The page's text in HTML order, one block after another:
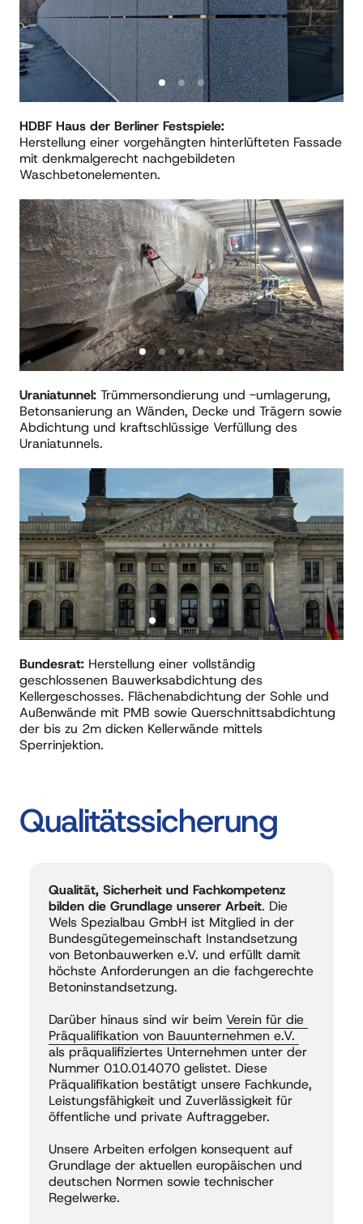
Herstellung einer vorgehängten hinterlüfteten Fassade
mit denkmalgerecht nachgebildeten
Waschbetonelementen.
Slide 1 of 5
Uraniatunnel: Trümmersondierung und -umlagerung,
Betonsanierung an Wänden, Decke und Trägern sowie
Abdichtung und kraftschlüssige Verfüllung des
Uraniatunnels.
Bundesrat: Herstellung einer vollständig
geschlossenen Bauwerksabdichtung des
Kellergeschosses. Flächenabdichtung der Sohle und
Außenwände mit PMB sowie Querschnittsabdichtung
der bis zu 2m dicken Kellerwände mittels
Sperrinjektion.
Qualitätssicherung
Qualität, Sicherheit und Fachkompetenz
bilden die Grundlage unserer Arbeit. Die
Wels Spezialbau GmbH ist Mitglied in der
Bundesgütegemeinschaft Instandsetzung
von Betonbauwerken e.V. und erfüllt damit
höchste Anforderungen an die fachgerechte
Betoninstandsetzung.
Darüber hinaus sind wir beim Verein für
Präqualifikation von Bauunternehmen
als präqualifiziertes Unternehmen unter der
Nummer 010.014070 gelistet. Diese
Präqualifikation bestätigt unsere Fachkunde,
Leistungsfähigkeit und Zuverlässigkeit für
öffentliche und private Auftraggeber.
Unsere Arbeiten erfolgen konsequent auf
Grundlage der aktuellen europäischen und
deutschen Normen sowie technischer
Regelwerke.